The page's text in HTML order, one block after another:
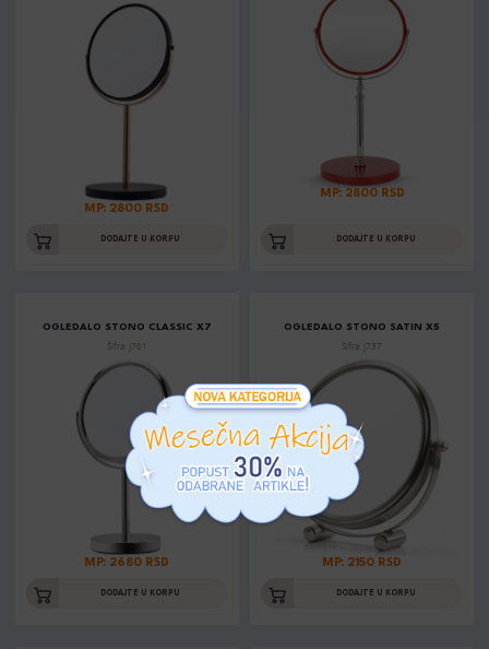
MP: 2800 RSD
DODAJTE U KORPU
MP: 2800 RSD
DODAJTE U KORPU
OGLEDALO STONO CLASSIC X7
Šifra: J701
MP: 2680 RSD
DODAJTE U KORPU
OGLEDALO STONO SATIN X5
Šifra: J737
MP: 2150 RSD
DODAJTE U KORPU